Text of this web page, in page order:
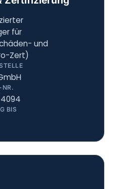
für
und
Zert)
NR.
BIS